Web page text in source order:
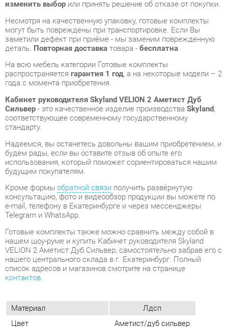
На всю мебель категории Готовые комплекты
распространяетсягарантия 1 год, а на некоторые модели – 2
года с момента приобретения.
Кабинет руководителя Skyland VELION 2 Аметист Дуб
Сильвер - это качественное изделие производстваSkyland
соответствующее современному государственному
стандарту.
Надеемся, вы останетесь довольны вашим приобретением, и
будем рады, если вы оставите отзыв об опыте его
использования, который поможет сориентироваться нашим
будущим покупателям.
Кроме формы
e-mail, телефону в Екатеринбурге и через мессенджеры
Telegram и WhatsApp.
Готовые комплекты также можно сравнить между собой в
VELION 2 Аметист Дуб Сильвер, самостоятельно забрав его с
нашего центрального склада в г. Екатеринбург. Полный
список адресов и магазинов смотрите на странице
контактов.
Материал
Лдсп
Цвет
Аметист/дуб сильвер
Типы столов
Прямоугольные
Тумбы
Без замка
Класс (офис)
Бизнес